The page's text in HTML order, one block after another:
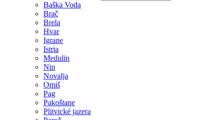
Baška Voda
Brač
Brela
Hvar
Igrane
Istria
Medulin
Nin
Novalja
Omiš
Pag
Pakoštane
Plitvické jazera